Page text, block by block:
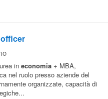
in economia + MBA,
nel ruolo presso aziende del
organizzate, capacità di